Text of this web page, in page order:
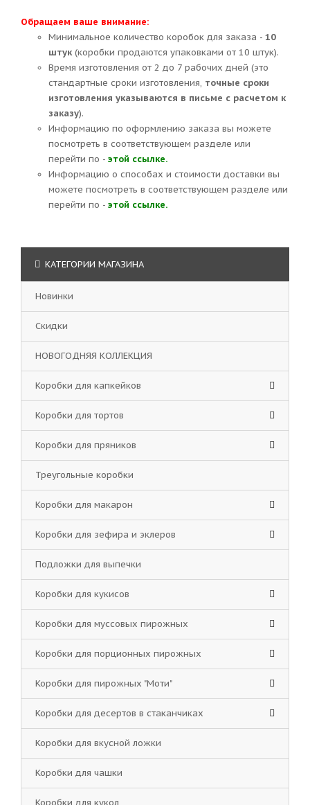
Обращаем ваше внимание:
Минимальное количество коробок для заказа - 10
штук(коробки продаются упаковками от 10 штук).
Время изготовления от 2 до 7 рабочих дней (это
стандартные сроки изготовления, точные сроки
изготовления указываются в письме с расчетом к
заказу).
Информацию по оформлению заказа вы можете
посмотреть в соответствующем разделе или
перейти по - этой ссылке.
Информацию о способах и стоимости доставки вы
можете посмотреть в соответствующем разделе или
перейти по - этой ссылке.
КАТЕГОРИИ МАГАЗИНА
Новинки
Скидки
НОВОГОДНЯЯ КОЛЛЕКЦИЯ
Коробки для капкейков
Коробки для тортов
Коробки для пряников
Треугольные коробки
Коробки для макарон
Коробки для зефира и эклеров
Подложки для выпечки
Коробки для кукисов
Коробки для муссовых пирожных
Коробки для порционных пирожных
Коробки для пирожных "Моти"
Коробки для десертов в стаканчиках
Коробки для вкусной ложки
Коробки для чашки